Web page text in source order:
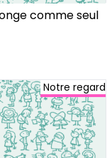
comme seul
Notre regard